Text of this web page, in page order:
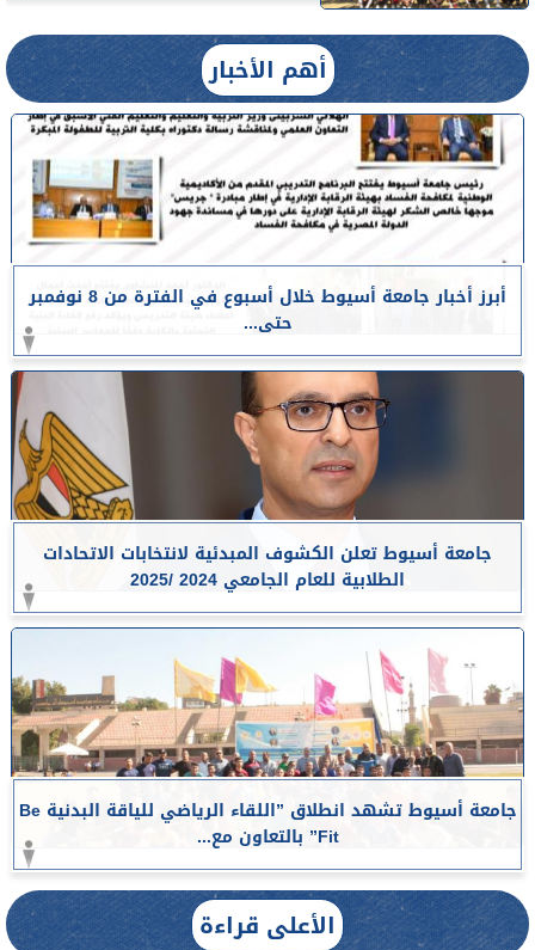
أهم الأخبار
أبرز أخبار جامعة أسيوط خلال أسبوع في الفترة من 8 نوفمبر
حتى...
جامعة أسيوط تعلن الكشوف المبدئية لانتخابات الاتحادات
الطلابية للعام الجامعي 2024 /2025
جامعة أسيوط تشهد انطلاق ”اللقاء الرياضي للياقة البدنية Be
Fit” بالتعاون مع...
الأعلى قراءة